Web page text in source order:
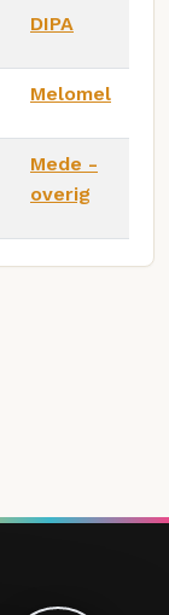
DIPA
Melomel
Mede -
overig